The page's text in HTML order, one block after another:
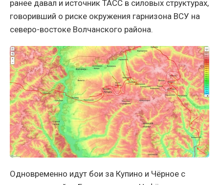
ранее давал и источник ТАСС в силовых структурах,
говоривший о риске окружения гарнизона ВСУ на
северо-востоке Волчанского района.
Одновременно идут бои за Купино и Чёрное с